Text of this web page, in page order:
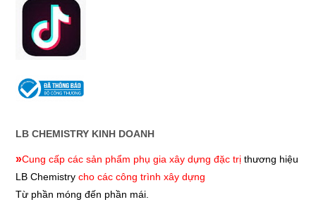
LB CHEMISTRY KINH DOANH
»Cung cấp các sản phẩm phụ gia xây dựng đặc trị thương hiệu
LB Chemistrycho các công trình xây dựng
Từ phần móng đến phần mái.